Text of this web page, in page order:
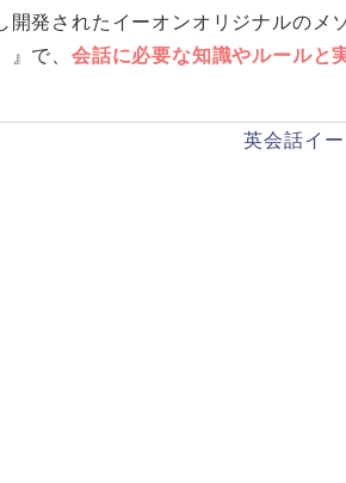
開発されたイーオンオリジナルのメ
』で、会話に必要な知識やルールと
英会話イ